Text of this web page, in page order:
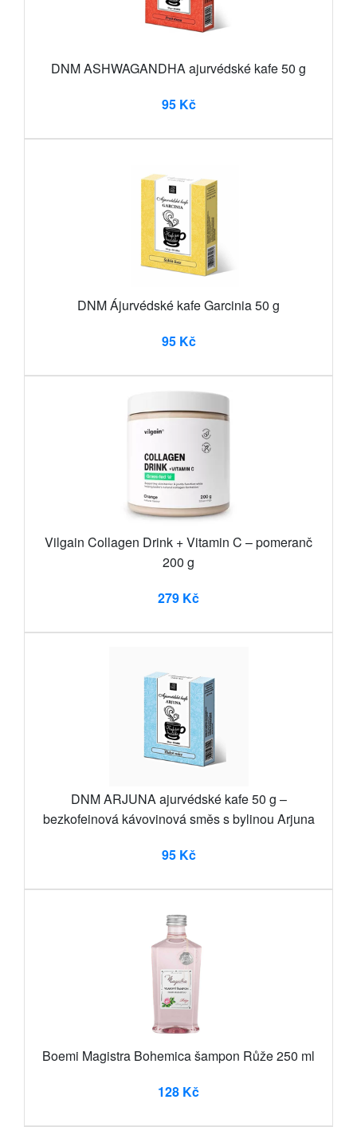
DNM ASHWAGANDHA ajurvédské kafe 50 g
95 Kč
DNM Ájurvédské kafe Garcinia 50 g
95 Kč
Vilgain Collagen Drink + Vitamin C – pomeranč
200 g
279 Kč
DNM ARJUNA ajurvédské kafe 50 g –
bezkofeinová kávovinová směs s bylinou Arjuna
95 Kč
Boemi Magistra Bohemica šampon Růže 250 ml
128 Kč